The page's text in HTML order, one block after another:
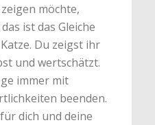
möchte,
ist das Gleiche
Du zeigst ihr
und wertschätzt.
immer mit
beenden.
dich und deine